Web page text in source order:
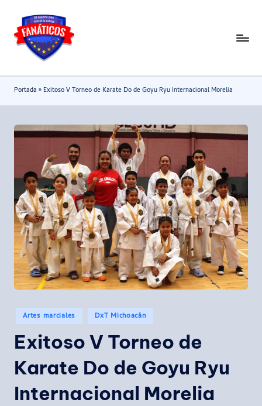
Saltar
contenido
F
n
a
t
o
s
Noticias
deportivas
-
Mundial
2026
Portada » Exitoso V Torneo de Karate Do de Goyu Ryu Internacional Morelia
Publicado
en
Artes marciales DxT Michoacán
Exitoso V Torneo de
Karate Do de Goyu Ryu
Internacional Morelia